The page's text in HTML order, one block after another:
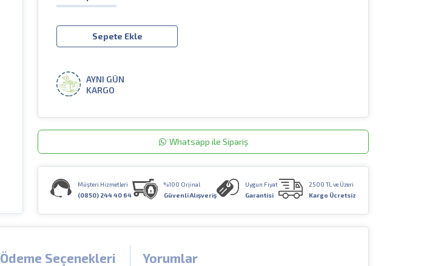
Sepete Ekle
AYNI GÜN
KARGO
Whatsapp ile Sipariş
Müşteri Hizmetleri
(0850) 244 40 64
%100 Orjinal
Güvenli Alışveriş
Uygun Fiyat
Garantisi
2500 TL ve Üzeri
Kargo Ücretsiz
Ödeme Seçenekleri Yorumlar